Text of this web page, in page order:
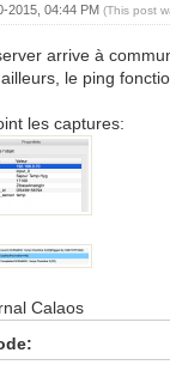
2015, 04:44 PM(This post
arrive à
le ping
les captures:
Calaos